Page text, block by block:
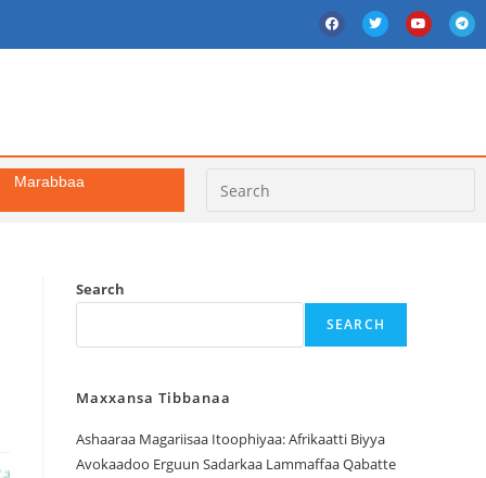
Marabbaa
Search
SEARCH
Maxxansa Tibbanaa
Ashaaraa Magariisaa Itoophiyaa: Afrikaatti Biyya
Avokaadoo Erguun Sadarkaa Lammaffaa Qabatte